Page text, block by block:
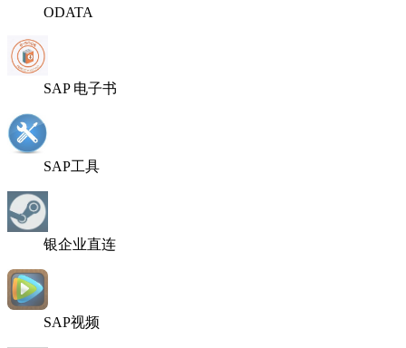
ODATA
SAP 电子书
SAP工具
银企业直连
SAP视频